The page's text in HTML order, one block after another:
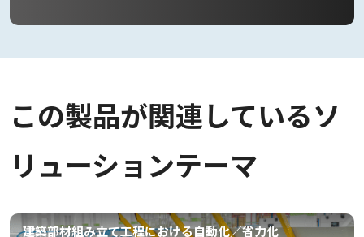
この製品が関連しているソ
リューションテーマ
建築部材組み立て工程における自動化／省力化